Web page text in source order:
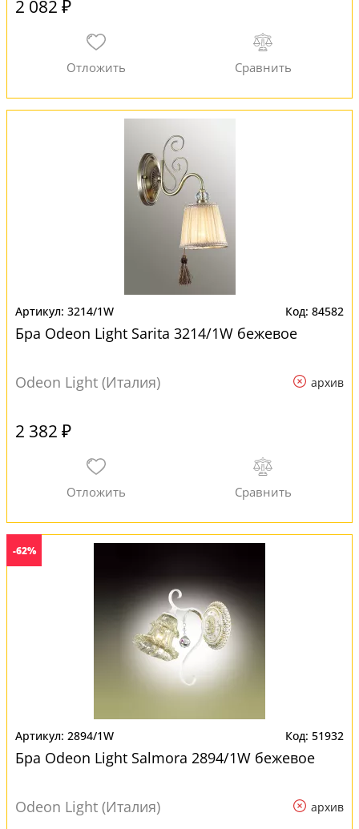
2 082 ₽
3214/1W 84582
Бра Odeon Light Sarita 3214/1W бежевое
Odeon Light (Италия) архив
2 382 ₽
-62%
2894/1W 51932
Бра Odeon Light Salmora 2894/1W бежевое
Odeon Light (Италия) архив